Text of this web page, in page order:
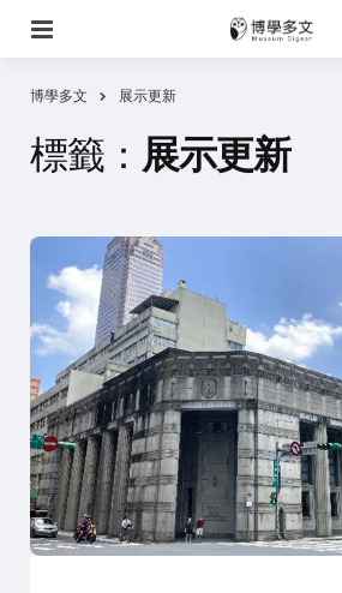
博學多文 展示更新
標籤： 展示更新